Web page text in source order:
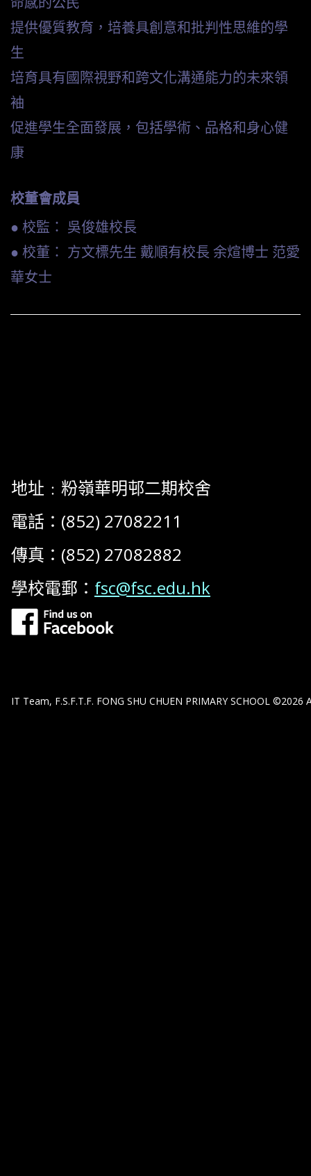
提供優質教育，培養具創意和批判性思維的學
生
培育具有國際視野和跨文化溝通能力的未來領
袖
促進學生全面發展，包括學術、品格和身心健
康
校董會成員
● 校監： 吳俊雄校長
● 校董： 方文標先生 戴順有校長 余煊博士 范愛
華女士
地址﹕粉嶺華明邨二期校舍
電話：(852) 27082211
傳真：(852) 27082882
學校電郵： fsc@fsc.edu.hk
IT Team, F.S.F.T.F. FONG SHU CHUEN PRIMARY SCHOOL ©2026